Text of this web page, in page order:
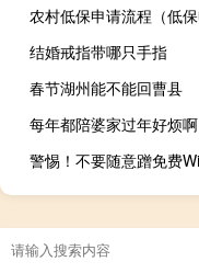
结婚戒指带哪只手指
春节湖州能不能回曹县
每年都陪婆家过年好烦啊